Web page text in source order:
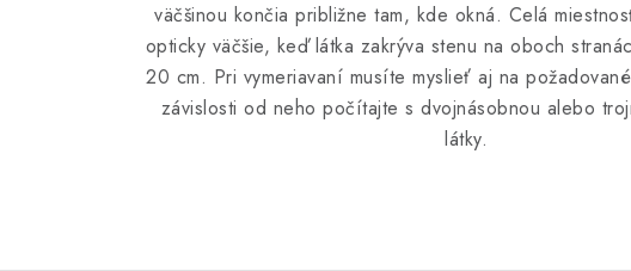
väčšinou končia približne tam, kde okná. Celá
opticky väčšie, keď látka zakrýva stenu na oboch
20 cm. Pri vymeriavaní musíte myslieť aj na
závislosti od neho počítajte s dvojnásobnou alebo
látky.